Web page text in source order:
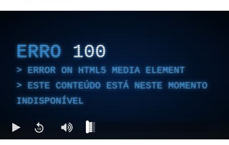
ERRO 100
ERROR ON HTML5 MEDIA ELEMENT
ESTE CONTEÚDO ESTÁ NESTE MOMENTO
INDISPONÍVEL